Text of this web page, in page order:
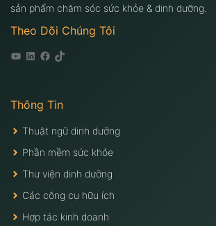
sản phẩm chăm sóc sức khỏe & dinh dưỡng.
Theo Dõi Chúng Tôi
Youtube
Linkedin
Facebook
Tiktok
Thông Tin
Thuật ngữ dinh dưỡng
Phần mềm sức khỏe
Thư viện dinh dưỡng
Các công cụ hữu ích
Hợp tác kinh doanh